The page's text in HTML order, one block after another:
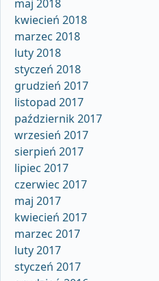
maj 2018
kwiecień 2018
marzec 2018
luty 2018
styczeń 2018
grudzień 2017
listopad 2017
październik 2017
wrzesień 2017
sierpień 2017
lipiec 2017
czerwiec 2017
maj 2017
kwiecień 2017
marzec 2017
luty 2017
styczeń 2017